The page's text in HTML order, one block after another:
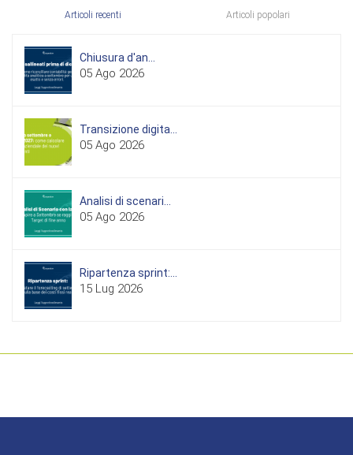
Articoli recenti Articoli popolari
Chiusura d'an...
05 Ago 2026
Transizione digita...
05 Ago 2026
Analisi di scenari...
05 Ago 2026
Ripartenza sprint:...
15 Lug 2026